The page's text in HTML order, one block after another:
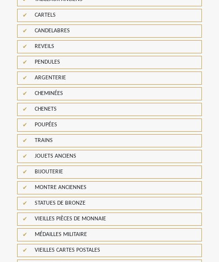
CARTELS
CANDELABRES
REVEILS
PENDULES
ARGENTERIE
CHEMINÉES
CHENETS
POUPÉES
TRAINS
JOUETS ANCIENS
BIJOUTERIE
MONTRE ANCIENNES
STATUES DE BRONZE
VIEILLES PIÈCES DE MONNAIE
MÉDAILLES MILITAIRE
VIEILLES CARTES POSTALES